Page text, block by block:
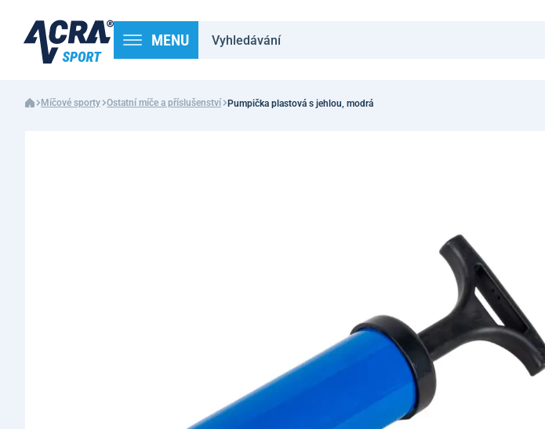
MENU
Míčové sporty Ostatní míče a příslušenství Pumpička plastová s jehlou, modrá